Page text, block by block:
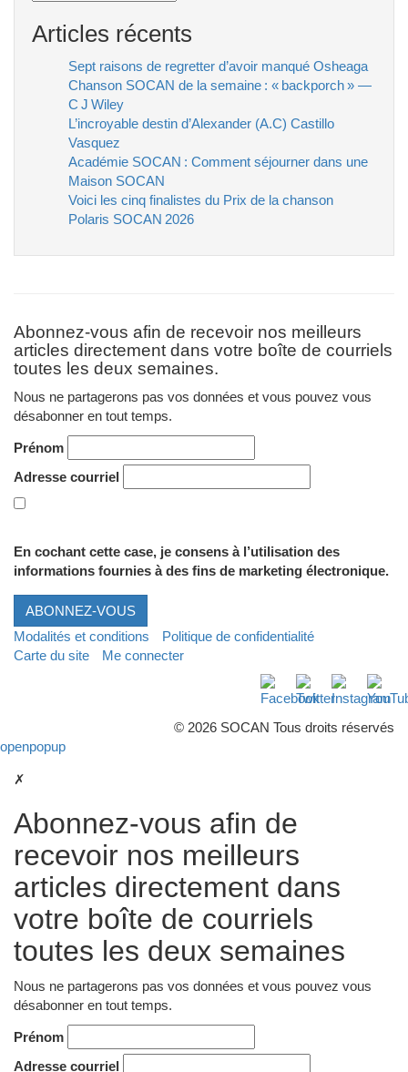
Articles récents
Sept raisons de regretter d’avoir manqué Osheaga
Chanson SOCAN de la semaine : « backporch » —
C J Wiley
L’incroyable destin d’Alexander (A.C) Castillo
Vasquez
Académie SOCAN : Comment séjourner dans une
Maison SOCAN
Voici les cinq finalistes du Prix de la chanson
Polaris SOCAN 2026
Abonnez-vous afin de recevoir nos meilleurs
articles directement dans votre boîte de courriels
toutes les deux semaines.
Nous ne partagerons pas vos données et vous pouvez vous
désabonner en tout temps.
Prénom
Adresse courriel
En cochant cette case, je consens à l’utilisation des
informations fournies à des fins de marketing électronique.
ABONNEZ-VOUS
Modalités et conditions
Politique de confidentialité
Carte du site
Me connecter
© 2026 SOCAN Tous droits réservés
openpopup
✗
Abonnez-vous afin de
recevoir nos meilleurs
articles directement dans
votre boîte de courriels
toutes les deux semaines
Nous ne partagerons pas vos données et vous pouvez vous
désabonner en tout temps.
Prénom
Adresse courriel